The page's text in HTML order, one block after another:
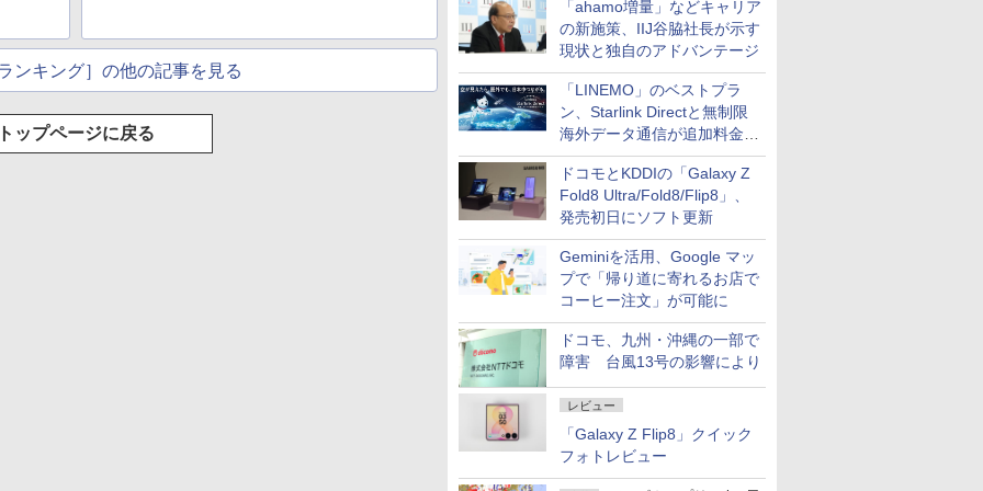
「ahamo増量」などキャリア
の新施策、IIJ谷脇社長が示す
現状と独自のアドバンテージ
「LINEMO」のベストプラ
ン、Starlink Directと無制限
海外データ通信が追加料金な
しに
ドコモとKDDIの「Galaxy Z
Fold8 Ultra/Fold8/Flip8」、
発売初日にソフト更新
Geminiを活用、Google マッ
プで「帰り道に寄れるお店で
コーヒー注文」が可能に
ドコモ、九州・沖縄の一部で
障害 台風13号の影響により
レビュー
「Galaxy Z Flip8」クイック
フォトレビュー
ンキング］の他の記事を見る
トップページに戻る